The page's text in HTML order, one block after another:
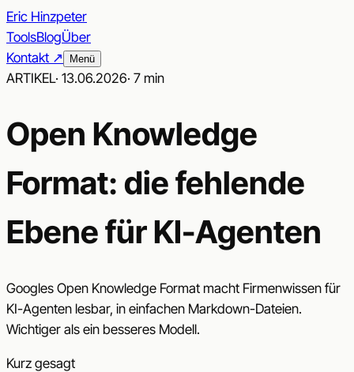
Eric Hinzpeter
ToolsBlogÜber
Kontakt ↗︎
Menü
ARTIKEL· 13.06.2026· 7 min
Open Knowledge
Format: die fehlende
Ebene für KI-Agenten
Googles Open Knowledge Format macht Firmenwissen für
KI-Agenten lesbar, in einfachen Markdown-Dateien.
Wichtiger als ein besseres Modell.
Kurz gesagt